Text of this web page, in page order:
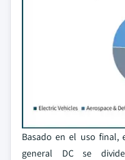
Basado en el uso final,
general DC se